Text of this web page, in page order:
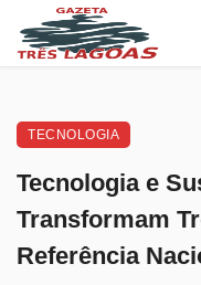
TECNOLOGIA
Tecnologia e
Transformam
Referência